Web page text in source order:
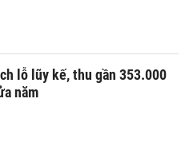
lỗ lũy kế, thu gần 353.000
năm